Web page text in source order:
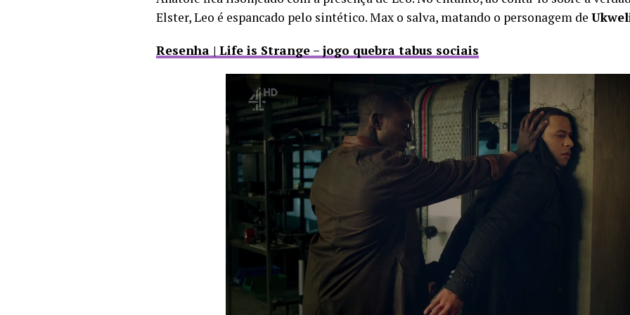
Elster, Leo é espancado pelo sintético. Max o salva, matando o personagem de
Resenha | Life is Strange – jogo quebra tabus sociais